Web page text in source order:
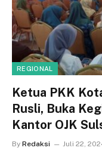
REGIONAL
Ketua PKK
Rusli, Buka
Kantor OJK
By Redaksi Juli 22,